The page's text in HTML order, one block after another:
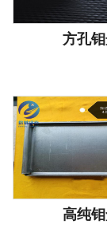
方孔
高纯